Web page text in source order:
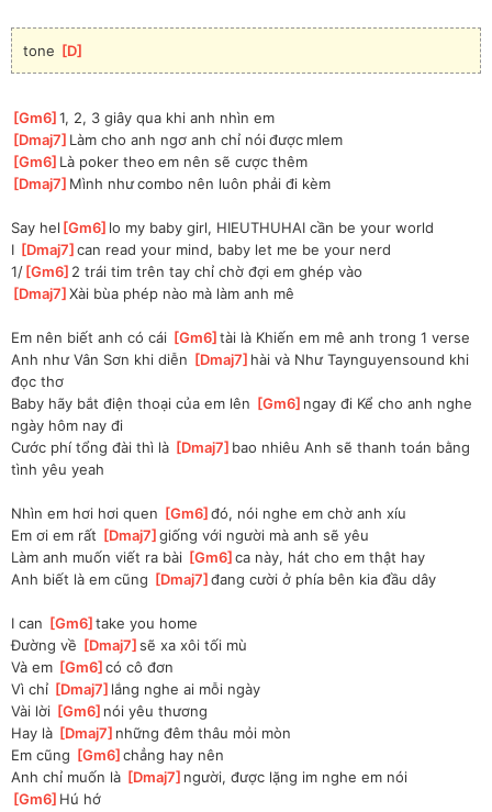
tone [D
[Gm6 ]
1, 2, 3 giây qua khi anh nhìn em
[Dmaj7 ]Làm cho anh ngơ anh chỉ nói được mlem
[Gm6 ]Là poker theo em nên sẽ cược thêm
[Dmaj7 ]Mình như combo nên luôn phải đi kèm
Say hel [Gm6 ]lo my baby girl, HIEUTHUHAI cần be your world
I [Dmaj7 ]
can read your mind, baby let me be your nerd
1/[Gm6 ]2 trái tim trên tay chỉ chờ đợi em ghép vào
[Dmaj7 ]
Xài bùa phép nào mà làm anh mê
Em nên biết anh có cái [Gm6 ]tài là Khiến em mê anh trong 1 verse
Anh như Vân Sơn khi diễn [Dmaj7 ]hài và Như Taynguyensound khi
đọc thơ
Baby hãy bắt điện thoại của em lên [Gm6 ]ngay đi Kể cho anh nghe
ngày hôm nay đi
Cước phí tổng đài thì là [Dmaj7 ]bao nhiêu Anh sẽ thanh toán bằng
tình yêu yeah
Nhìn em hơi hơi quen [Gm6 ]
đó, nói nghe em chờ anh xíu
Em ơi em rất [Dmaj7 ]
giống với người mà anh sẽ yêu
Làm anh muốn viết ra bài [Gm6 ]
ca này, hát cho em thật hay
Anh biết là em cũng [Dmaj7 ]
đang cười ở phía bên kia đầu dây
I can [Gm6 ]take you home
Đường về [Dmaj7 ]
sẽ xa xôi tối mù
Và em [Gm6 ]
có cô đơn
Vì chỉ [Dmaj7 ]lắng nghe ai mỗi ngày
Vài lời [Gm6 ]nói yêu thương
Hay là [Dmaj7 ]những đêm thâu mỏi mòn
Em cũng [Gm6 ]
chẳng hay nên
Anh chỉ muốn là [Dmaj7 ]người, được lặng im nghe em nói
[Gm6 ]Hú hớ